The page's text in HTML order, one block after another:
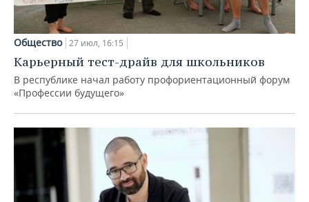
Общество 27 июл, 16:15
Карьерный тест-драйв для школьников
В республике начал работу профориентационный форум
«Профессии будущего»